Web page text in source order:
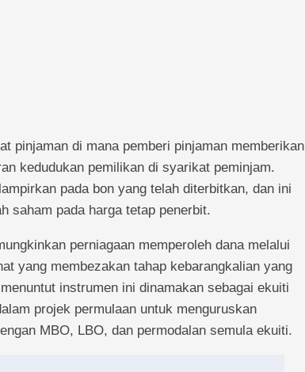
pinjaman di mana pemberi pinjaman memberikan
kedudukan pemilikan di syarikat peminjam.
pada bon yang telah diterbitkan, dan ini
saham pada harga tetap penerbit.
perniagaan memperoleh dana melalui
yang membezakan tahap kebarangkalian yang
instrumen ini dinamakan sebagai ekuiti
projek permulaan untuk menguruskan
MBO, LBO, dan permodalan semula ekuiti.